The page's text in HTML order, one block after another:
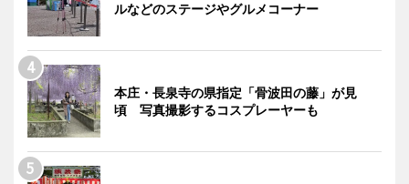
ルなどのステージやグルメコーナー
本庄・長泉寺の県指定「骨波田の藤」が見
頃 写真撮影するコスプレーヤーも